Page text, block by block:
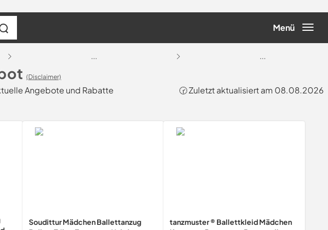
Menü
... ...
(Disclaimer)
Angebote und Rabatte 🕝 Zuletzt aktualisiert am 08.08.2026
Soudittur Mädchen Ballettanzug
tanzmuster ® Ballettkleid Mädchen